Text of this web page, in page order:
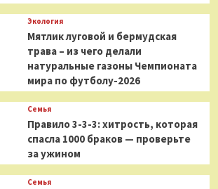
Экология
Мятлик луговой и бермудская
трава – из чего делали
натуральные газоны Чемпионата
мира по футболу-2026
Семья
Правило 3-3-3: хитрость, которая
спасла 1000 браков — проверьте
за ужином
Семья